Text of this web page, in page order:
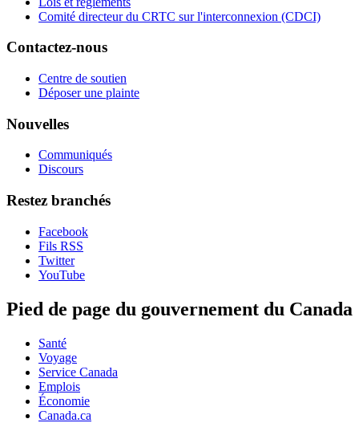
Comité directeur du CRTC sur l'interconnexion (CDCI)
Contactez-nous
Centre de soutien
Déposer une plainte
Nouvelles
Communiqués
Discours
Restez branchés
Facebook
Fils RSS
Twitter
YouTube
Pied de page du gouvernement du Canada
Santé
Voyage
Service Canada
Emplois
Économie
Canada.ca